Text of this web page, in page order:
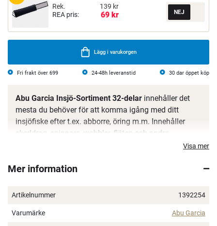
Rek.
139 kr
REA pris:
69 kr
Lägg i varukorgen
Fri frakt över 699 24-48h leveranstid 30 dar öppet köp
Abu Garcia Insjö-Sortiment 32-delar innehåller det
mesta du behöver för att komma igång med ditt
insjöfiske efter t.ex. abborre, öring m.m. Innehåller
skeddrag, spinnare, wobbler, flöten och andra
Visa mer
Mer information
Artikelnummer 1392254
Varumärke Abu Garcia